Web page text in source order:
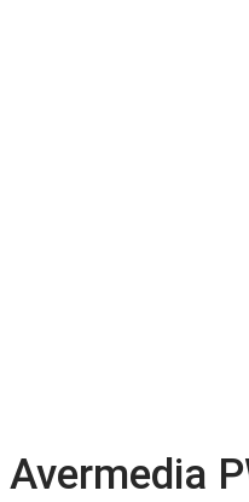
Avermedia